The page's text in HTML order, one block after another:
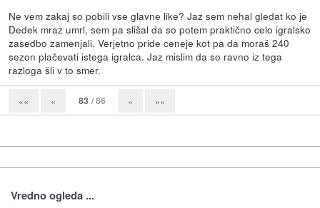
Ne vem zakaj so pobili vse glavne like? Jaz sem nehal gledat ko je
Dedek mraz umrl, sem pa slišal da so potem praktično celo igralsko
zasedbo zamenjali. Verjetno pride ceneje kot pa da moraš 240
sezon plačevati istega igralca. Jaz mislim da so ravno iz tega
razloga šli v to smer.
«« « 83 / 86 » »»
Vredno ogleda ...